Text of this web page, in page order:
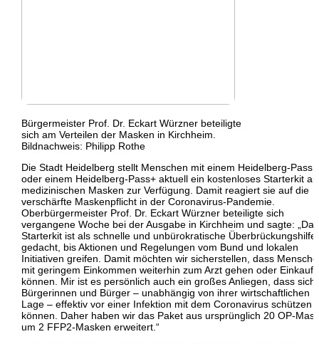
Bürgermeister Prof. Dr. Eckart Würzner beteiligte
sich am Verteilen der Masken in Kirchheim.
Bildnachweis: Philipp Rothe
Die Stadt Heidelberg stellt Menschen mit einem Heidelberg-Pass
oder einem Heidelberg-Pass+ aktuell ein kostenloses Starterkit
medizinischen Masken zur Verfügung. Damit reagiert sie auf die
verschärfte Maskenpflicht in der Coronavirus-Pandemie.
Oberbürgermeister Prof. Dr. Eckart Würzner beteiligte sich
vergangene Woche bei der Ausgabe in Kirchheim und sagte: „Das
Starterkit ist als schnelle und unbürokratische Überbrückungshilfe
gedacht, bis Aktionen und Regelungen vom Bund und lokalen
Initiativen greifen. Damit möchten wir sicherstellen, dass
mit geringem Einkommen weiterhin zum Arzt gehen oder
können. Mir ist es persönlich auch ein großes Anliegen, dass sich
Bürgerinnen und Bürger – unabhängig von ihrer wirtschaftlichen
Lage – effektiv vor einer Infektion mit dem Coronavirus schützen
können. Daher haben wir das Paket aus ursprünglich 20 OP-
um 2 FFP2-Masken erweitert.“